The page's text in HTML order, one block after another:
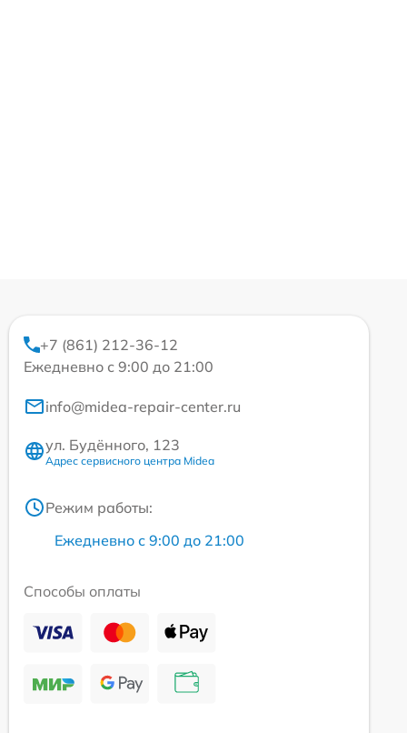
+7 (861) 212-36-12
Ежедневно с 9:00 до 21:00
info@midea-repair-center.ru
ул. Будённого, 123
Адрес сервисного центра Midea
Режим работы:
Ежедневно с 9:00 до 21:00
Способы оплаты